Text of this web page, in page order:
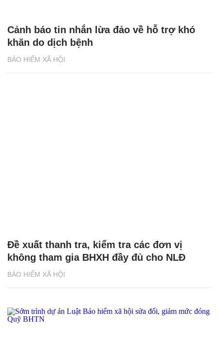
BẢO HIỂM XÃ HỘI
Cảnh báo tin nhắn lừa đảo về hỗ trợ khó
khăn do dịch bệnh
BẢO HIỂM XÃ HỘI
Đề xuất thanh tra, kiểm tra các đơn vị
không tham gia BHXH đầy đủ cho NLĐ